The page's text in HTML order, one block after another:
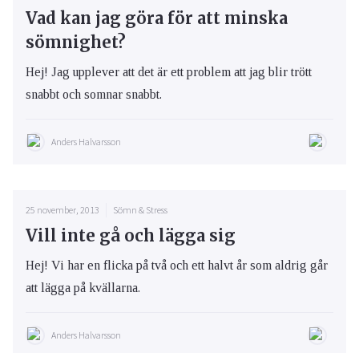
Vad kan jag göra för att minska
sömnighet?
Hej! Jag upplever att det är ett problem att jag blir trött
snabbt och somnar snabbt.
Anders Halvarsson
25 november, 2013 Sömn & Stress
Vill inte gå och lägga sig
Hej! Vi har en flicka på två och ett halvt år som aldrig går
att lägga på kvällarna.
Anders Halvarsson